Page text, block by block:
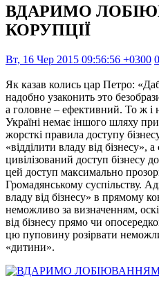
ВДАРИМО
КОРУПЦІЇ
Вт, 16 Чер 2015 09:56:56 +0300 0
Як казав колись цар Петро:
надобно узаконить это
а головне – ефективний. То ж і
Україні немає іншого шляху
жорсткі правила доступу
«відділити владу від бізнесу»,
цивілізований доступ бізнесу
цей доступ максимально
Громадянському суспільству.
владу від бізнесу» в прямому
неможливо за визначенням,
від бізнесу прямо чи
цю пуповину розірвати
«дитини».